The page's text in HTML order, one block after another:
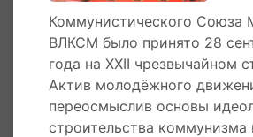
экономического
комсомоле состояло свыше
молодых людей всех наций и
СССР.
Актив молодёжного
Коммунистического Союза
ВЛКСМ было принято 28
года на XXII чрезвычайном
Актив молодёжного
переосмыслив основы
строительства коммунизма